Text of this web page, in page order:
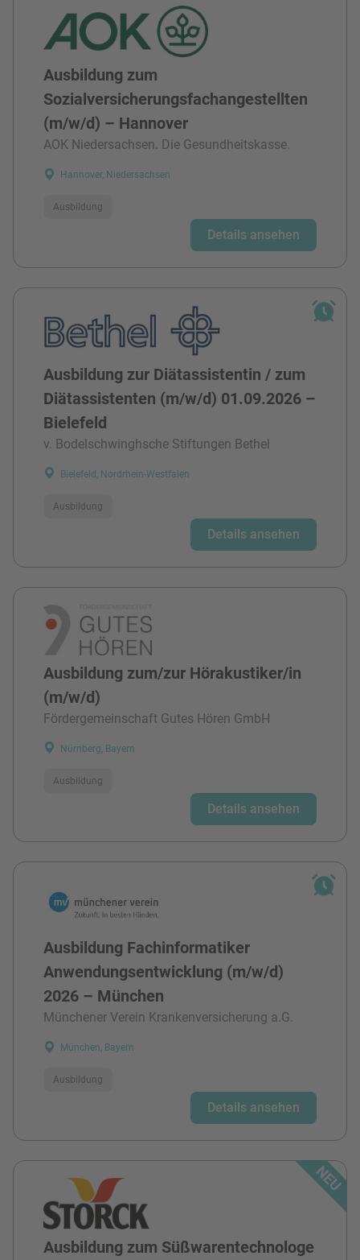
Ausbildung zum
Sozialversicherungsfachangestellten
(m/w/d) – Hannover
AOK Niedersachsen. Die Gesundheitskasse.
Hannover, Niedersachsen
Ausbildung
Details ansehen
Ausbildung zur Diätassistentin / zum
Diätassistenten (m/w/d) 01.09.2026 –
Bielefeld
v. Bodelschwinghsche Stiftungen Bethel
Bielefeld, Nordrhein-Westfalen
Ausbildung
Details ansehen
Ausbildung zum/zur Hörakustiker/in
(m/w/d)
Fördergemeinschaft Gutes Hören GmbH
Nürnberg, Bayern
Ausbildung
Details ansehen
Ausbildung Fachinformatiker
Anwendungsentwicklung (m/w/d)
2026 – München
Münchener Verein Krankenversicherung a.G.
München, Bayern
Ausbildung
Details ansehen
Ausbildung zum Süßwarentechnologe